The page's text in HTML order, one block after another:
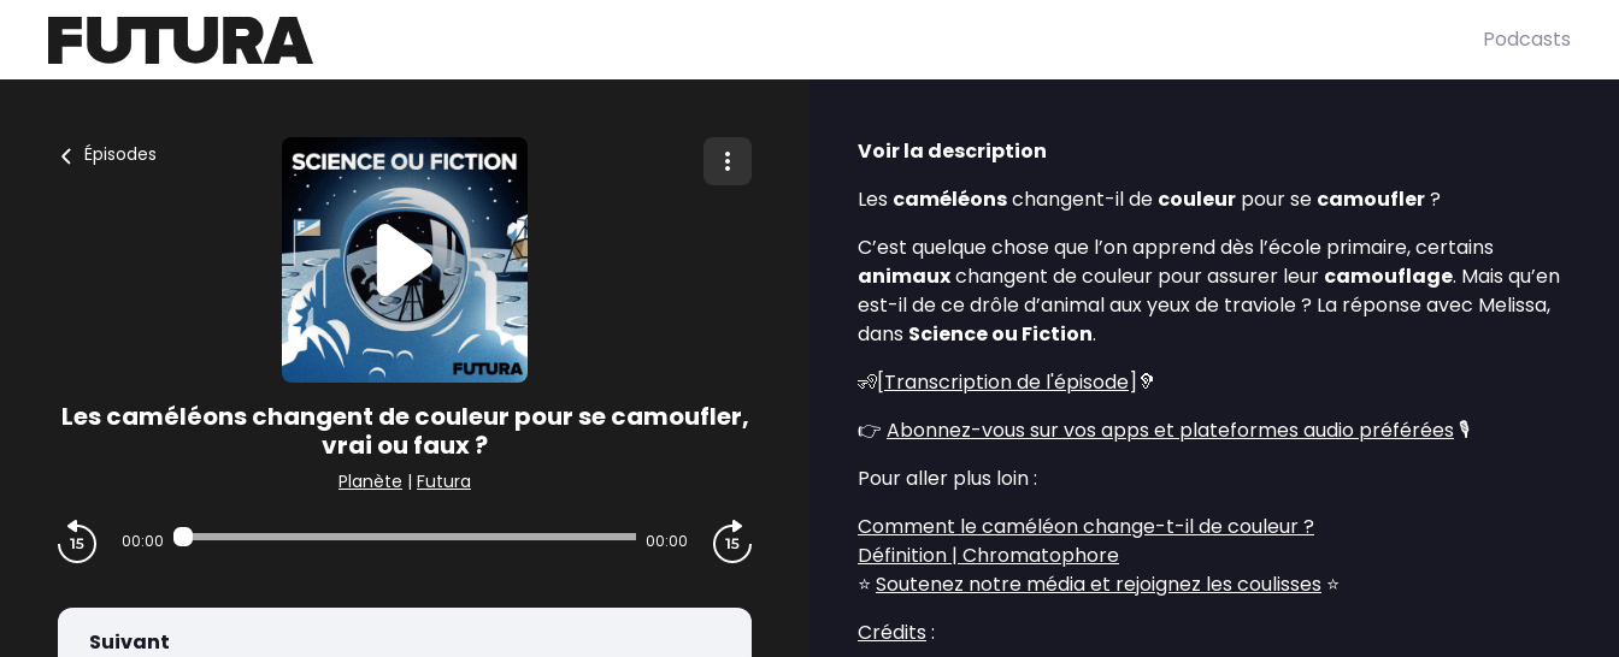
Podcasts
Épisodes
Les caméléons changent de couleur pour se camoufler,
vrai ou faux ?
Planète | Futura
00:00 00:00
Suivant
Voir la description
Les caméléonschangent-il de couleur pour se camoufler?
C’est quelque chose que l’on apprend dès l’école primaire, certains
animauxchangent de couleur pour assurer leur camouflage. Mais qu’en
est-il de ce drôle d’animal aux yeux de traviole ? La réponse avec Melissa,
dans Science ou Fiction.
🧏[Transcription de l'épisode]🦻
👉 Abonnez-vous sur vos apps et plateformes audio préférées 🎙️
Pour aller plus loin :
Comment le caméléon change-t-il de couleur ?
Définition | Chromatophore
⭐ Soutenez notre média et rejoignez les coulisses ⭐
Crédits :